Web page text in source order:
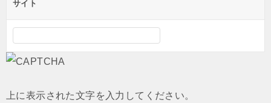
サイト
上に表示された文字を入力してください。